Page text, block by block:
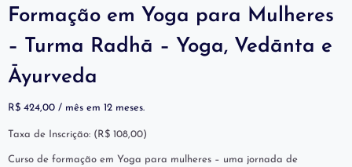
Formação em Yoga para Mulheres
– Turma Radhā – Yoga, Vedānta e
Āyurveda
R$ 424,00 / mês em 12 meses.
Taxa de Inscrição: ( R$ 108,00)
Curso de formação em Yoga para mulheres – uma jornada de